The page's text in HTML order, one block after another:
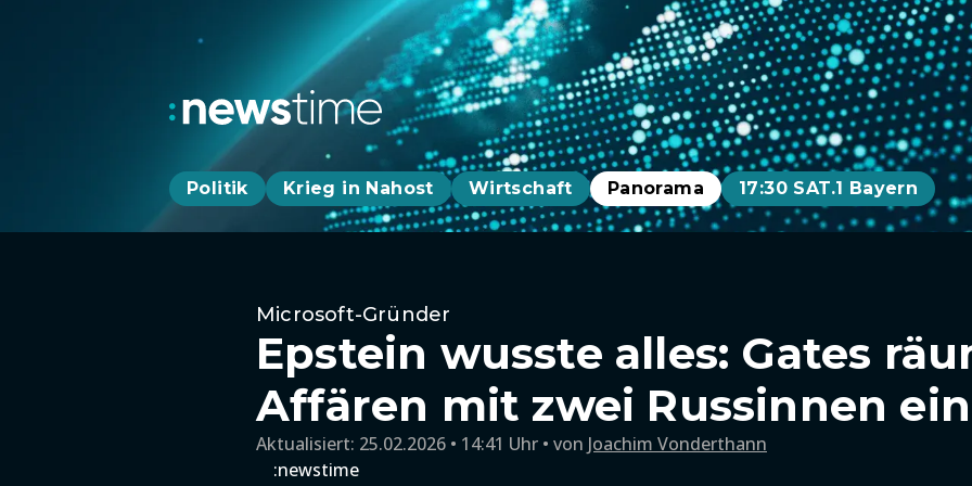
Politik Krieg in Nahost Wirtschaft Panorama 17:30 SAT.1 Bayern
Microsoft-Gründer
Epstein wusste alles: Gates
Affären mit zwei Russinnen ein
Aktualisiert: 25.02.2026 • 14:41 Uhr von Joachim Vonderthann
:newstime